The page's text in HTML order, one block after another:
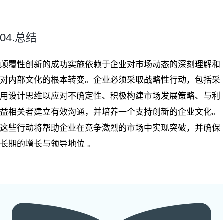
04.总结
颠覆性创新的成功实施依赖于企业对市场动态的深刻理解和
对内部文化的根本转变。企业必须采取战略性行动，包括采
用设计思维以应对不确定性、积极构建市场发展策略、与利
益相关者建立有效沟通，并培养一个支持创新的企业文化。
这些行动将帮助企业在竞争激烈的市场中实现突破，并确保
长期的增长与领导地位 。